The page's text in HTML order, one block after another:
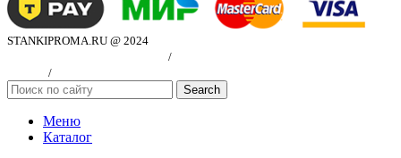
STANKIPROMA.RU @ 2024
/
/
Search
Меню
Каталог